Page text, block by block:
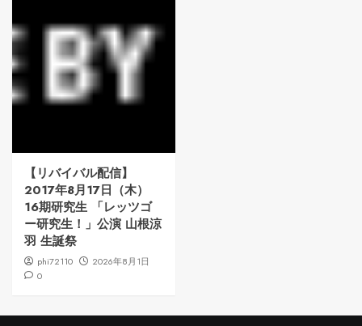
【リバイバル配信】
2017年8月17日（木）
16期研究生 「レッツゴ
ー研究生！」公演 山根涼
羽 生誕祭
phi72110
2026年8月1日
0